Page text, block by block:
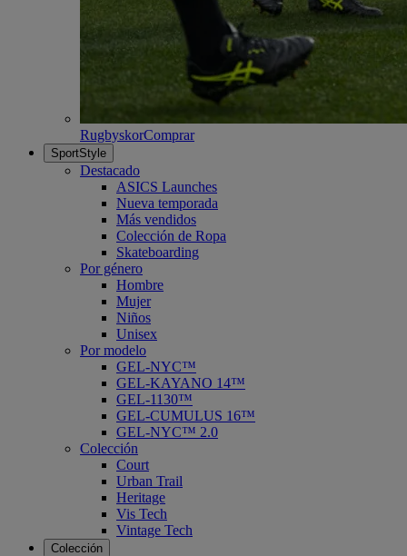
RugbyskorComprar
SportStyle
Destacado
ASICS Launches
Nueva temporada
Más vendidos
Colección de Ropa
Skateboarding
Por género
Hombre
Mujer
Niños
Unisex
Por modelo
GEL-NYC™
GEL-KAYANO 14™
GEL-1130™
GEL-CUMULUS 16™
GEL-NYC™ 2.0
Colección
Court
Urban Trail
Heritage
Vis Tech
Vintage Tech
Colección